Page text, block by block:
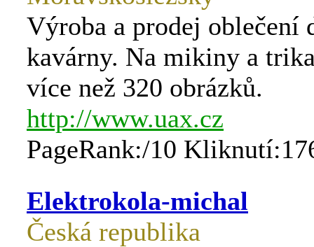
Výroba a prodej oblečení
kavárny. Na mikiny a
více než 320 obrázků.
http://www.uax.cz
PageRank:/10
Elektrokola-michal
Česká republika